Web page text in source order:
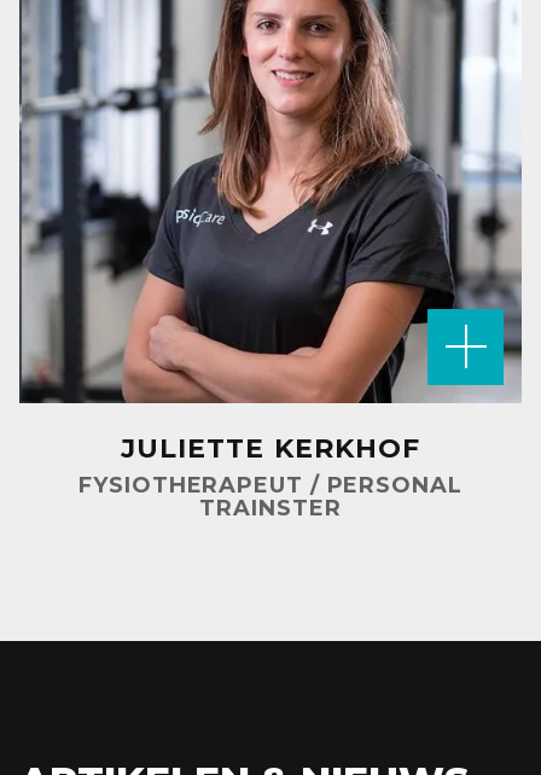
JULIETTE KERKHOF
FYSIOTHERAPEUT / PERSONAL
TRAINSTER